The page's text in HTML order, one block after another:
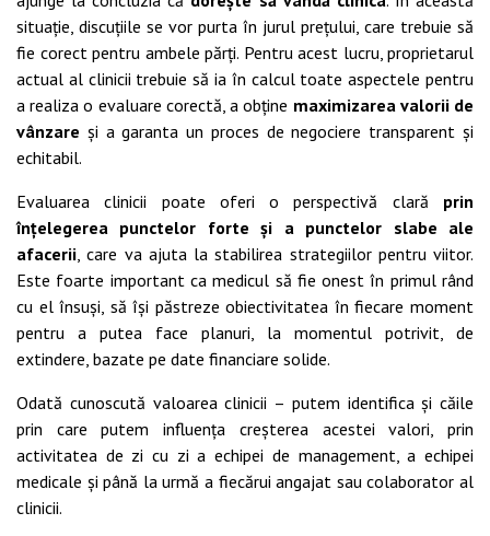
situație, discuțiile se vor purta în jurul prețului, care trebuie să
fie corect pentru ambele părți. Pentru acest lucru, proprietarul
actual al clinicii trebuie să ia în calcul toate aspectele pentru
a realiza o evaluare corectă, a obține maximizarea valorii de
vânzare și a garanta un proces de negociere transparent și
echitabil.
Evaluarea clinicii poate oferi o perspectivă clară prin
înțelegerea punctelor forte și a punctelor slabe ale
afacerii , care va ajuta la stabilirea strategiilor pentru viitor.
Este foarte important ca medicul să fie onest în primul rând
cu el însuși, să își păstreze obiectivitatea în fiecare moment
pentru a putea face planuri, la momentul potrivit, de
extindere, bazate pe date financiare solide.
Odată cunoscută valoarea clinicii – putem identifica și căile
prin care putem influența creșterea acestei valori, prin
activitatea de zi cu zi a echipei de management, a echipei
medicale și până la urmă a fiecărui angajat sau colaborator al
clinicii.